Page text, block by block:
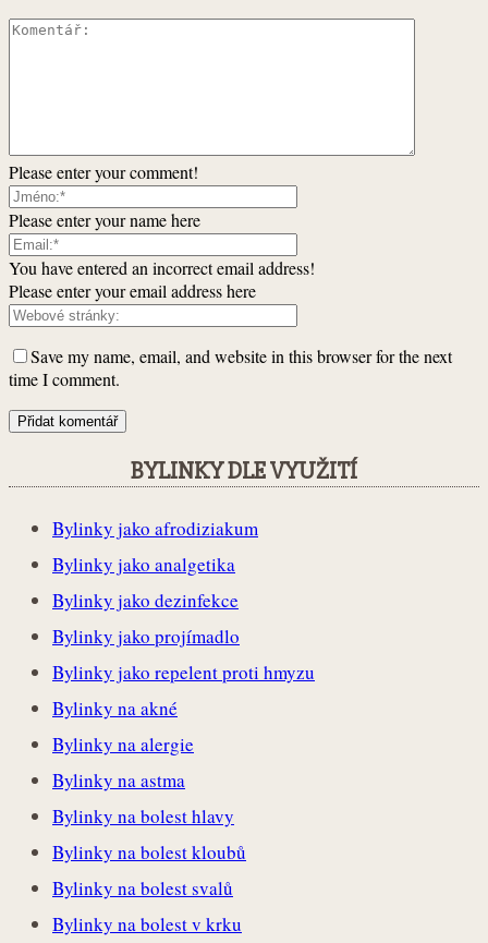
Please enter your comment!
Please enter your name here
You have entered an incorrect email address!
Please enter your email address here
Save my name, email, and website in this browser for the next
time I comment.
BYLINKY DLE VYUŽITÍ
Bylinky jako afrodiziakum
Bylinky jako analgetika
Bylinky jako dezinfekce
Bylinky jako projímadlo
Bylinky jako repelent proti hmyzu
Bylinky na akné
Bylinky na alergie
Bylinky na astma
Bylinky na bolest hlavy
Bylinky na bolest kloubů
Bylinky na bolest svalů
Bylinky na bolest v krku